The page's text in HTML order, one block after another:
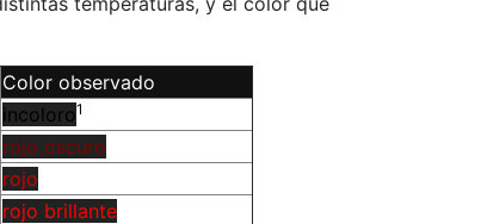
Color observado
incoloro1
rojo oscuro
rojo
rojo brillante